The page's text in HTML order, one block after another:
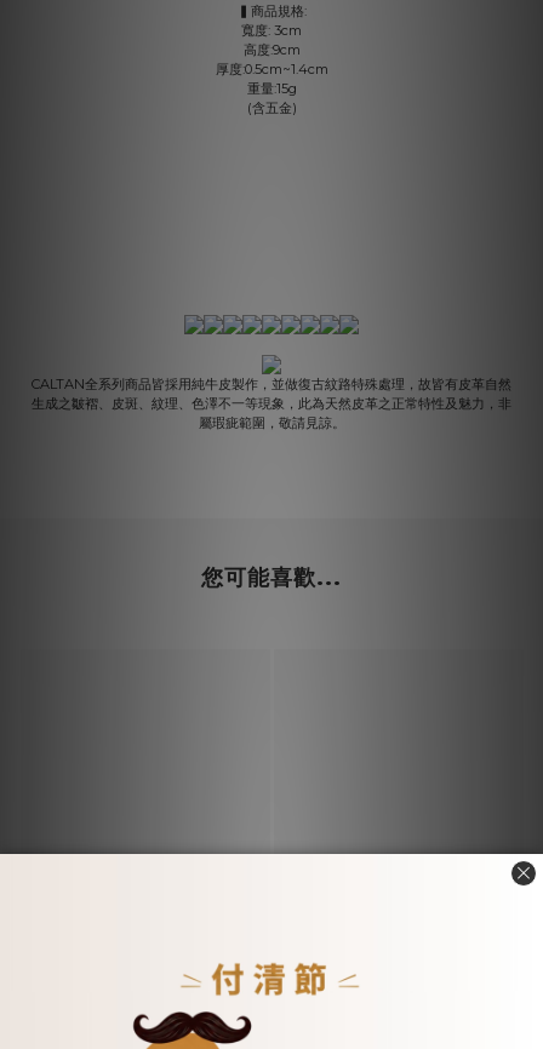
▍商品規格:
寬度: 3cm
高度:9cm
厚度:0.5cm~1.4cm
重量:15g
(含五金)
CALTAN全系列商品皆採用純牛皮製作，並做復古紋路特殊處理，故皆有皮革自然
生成之皺褶、皮斑、紋理、色澤不一等現象，此為天然皮革之正常特性及魅力，非
屬瑕疵範圍，敬請見諒。
您可能喜歡...